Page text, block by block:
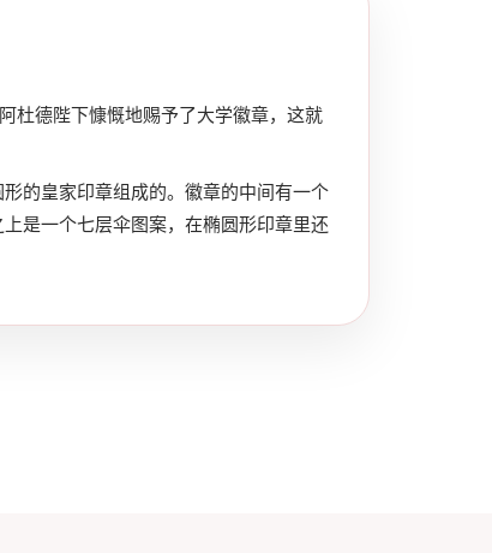
杜德陛下慷慨地赐予了大学徽章，这就
的皇家印章组成的。徽章的中间有一个
是一个七层伞图案，在椭圆形印章里还